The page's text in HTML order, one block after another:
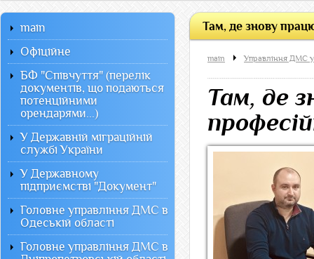
Там, де знову
main Управління ДМС у
Там, де
main
Офiцiйне
БФ "Співчуття" (перелік
документів, що подаються
потенційними
орендарями...)
У Державній міграційній
службі України
У Державному
підприємстві "Документ"
Головне управління ДМС в
Одеській області
Головне управління ДМС в